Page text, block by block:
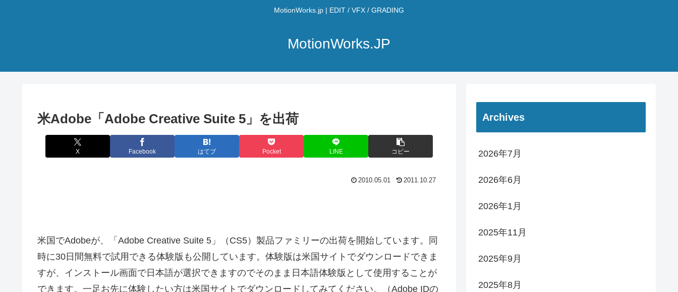
MotionWorks.jp | EDIT / VFX / GRADING
MotionWorks.JP
米Adobe「Adobe Creative Suite 5」を出荷
X Facebook はてブ Pocket LINE コピー
2010.05.01 2011.10.27
米国でAdobeが、「Adobe Creative Suite 5」（CS5）製品ファミリーの出荷を開始しています。同
時に30日間無料で試用できる体験版も公開しています。体験版は米国サイトでダウンロードできま
すが、インストール画面で日本語が選択できますのでそのまま日本語体験版として使用することが
できます。一足お先に体験したい方は米国サイトでダウンロードしてみてください。（Adobe IDの
Archives
2026年7月
2026年6月
2026年1月
2025年11月
2025年9月
2025年8月